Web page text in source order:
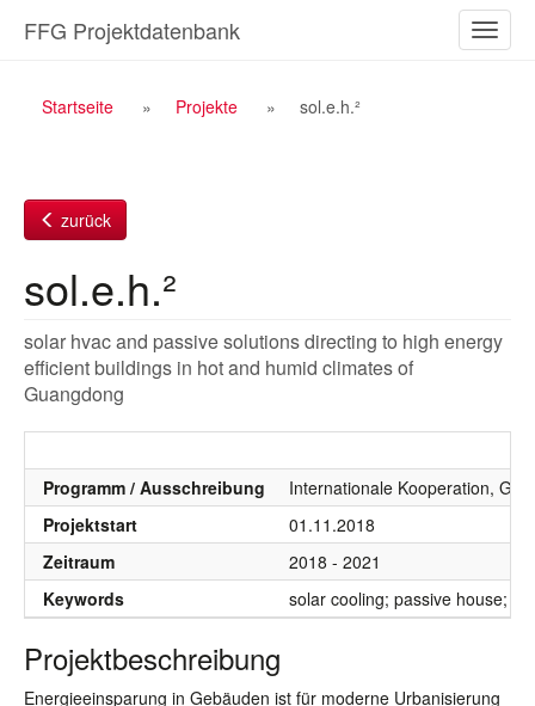
Inhalt
ein-/
FFG Projektdatenbank
Breadcrumb
Startseite Projekte sol.e.h.²
zurück
sol.e.h.²
solar hvac and passive solutions directing to high energy
efficient buildings in hot and humid climates of
Guangdong
Programm / Ausschreibung
Internationale Kooperation,
Projektstart
01.11.2018
Zeitraum
2018 - 2021
Keywords
solar cooling; passive house;
Projektbeschreibung
Energieeinsparung in Gebäuden ist für moderne Urbanisierung